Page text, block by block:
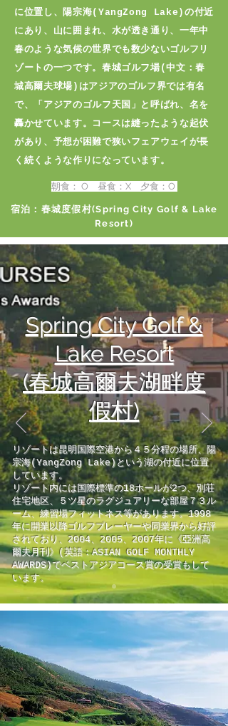
に位置し、陽宗海(YangZong Lake)の付近
にあり、山に囲まれ、水が透き通り、一年中
春のような気候の世界でも数少ないゴルフリ
ゾートの一つです。春城ゴルフ場(中文：春
城高爾夫球場)はアジアのゴルフ界では有名
で、「アジアのゴルフ天国」と呼ばれ、名を
轟かせています。コースは縫ったような起伏
があり、予想が困難で狭いフェアウェイが長
く続くような作りになっています。
朝食： O 昼食：X 夕食：O
宿泊：春城度假村(Spring City Golf & Lake
Resort)
Spring City Golf &
Lake Resort
(春城高爾夫湖畔度
假村)
リゾートは昆明国際空港から４５分程の場所、陽
宗海(YangZong Lake)という湖の付近に位置
しています。
リゾート内には国際標準の18ホールが2つ、別荘
住宅地区、５ツ星のラグジュアリーな部屋７３ル
ーム、練習場フィットネス等があります。1998
年に開業以降ゴルフプレーヤーや同業界から好評
されており、2004、2005、2007年に《亞洲高
爾夫月刊》(英語：ASIAN GOLF MONTHLY
AWARDS)でベストアジアコース賞の受賞もして
います。